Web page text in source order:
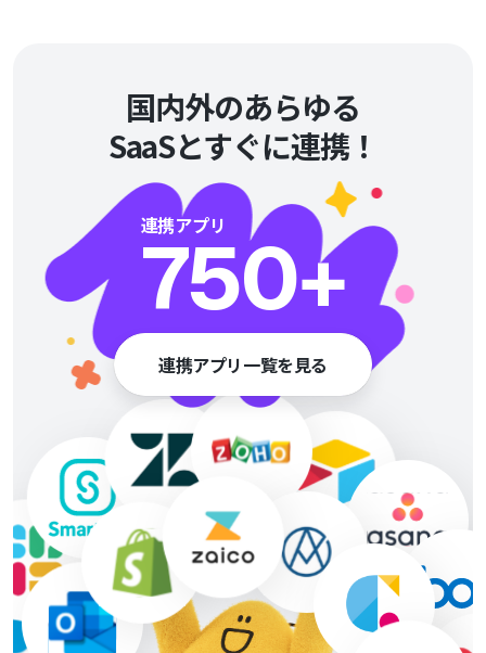
国内外のあらゆる
SaaSとすぐに連携！
連携アプリ
750+
連携アプリ一覧を見る